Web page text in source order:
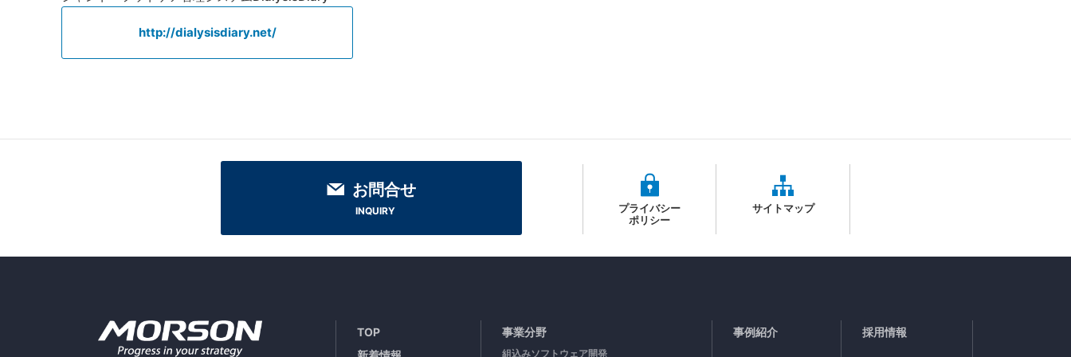
http://dialysisdiary.net/
お問合せ
INQUIRY
プライバシー
ポリシー
サイトマップ
TOP
事業分野
組込みソフトウェア開発
事例紹介 採用情報